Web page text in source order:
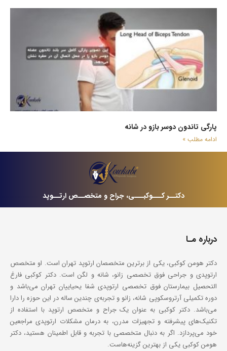
پارگی تاندون دوسر بازو در شانه
ادامه مطلب »
دکتــر کـــوکبـــی، جراح و متخصــص ارتــوپد
درباره مـا
دکتر هومن کوکبی، یکی از برترین متخصصان ارتوپد تهران است. او متخصص
ارتوپدی و جراحی فوق تخصصی زانو، شانه و لگن است. دکتر کوکبی فارغ
التحصیل بیمارستان فوق تخصصی ارتوپدی شفا یحیاییان تهران می‌باشد و
دوره تکمیلی آرتروسکوپی شانه، زانو و تجربه‌ی چندین ساله در این حوزه را دارا
می‌باشد. دکتر کوکبی به عنوان یک جراح و متخصص ارتوپد با استفاده از
تکنیک‌های پیشرفته و تجهیزات مدرن، به درمان مشکلات ارتوپدی مراجعین
خود می‌پردازد. اگر به دنبال متخصصی با تجربه و قابل اطمینان هستید، دکتر
هومن کوکبی یکی از بهترین گزینه‌هاست.